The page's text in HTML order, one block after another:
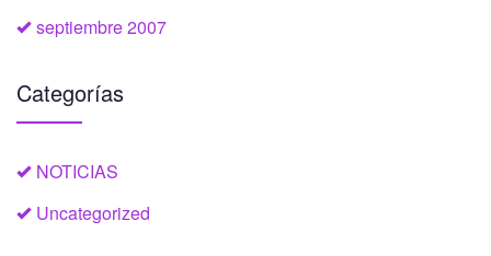
septiembre 2007
Categorías
NOTICIAS
Uncategorized